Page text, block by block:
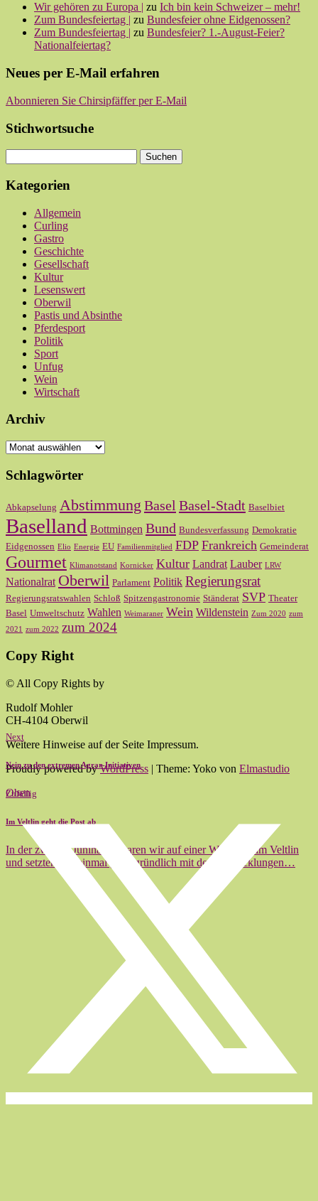
Wir gehören zu Europa | zu Ich bin kein Schweizer – mehr!
Zum Bundesfeiertag | zu Bundesfeier ohne Eidgenossen?
Zum Bundesfeiertag | zu Bundesfeier? 1.-August-Feier?
Nationalfeiertag?
Neues per E-Mail erfahren
Abonnieren Sie Chirsipfäffer per E-Mail
Stichwortsuche
Kategorien
Allgemein
Curling
Gastro
Geschichte
Gesellschaft
Kultur
Lesenswert
Oberwil
Pastis und Absinthe
Pferdesport
Politik
Sport
Unfug
Wein
Wirtschaft
Archiv
Archiv
Schlagwörter
Abkapselung Abstimmung Basel Basel-Stadt Baselbiet
Baselland Bottmingen Bund Bundesverfassung Demokratie
Eidgenossen Elio Energie EU Familienmitglied FDP Frankreich Gemeinderat
Gourmet Klimanotstand Kornicker Kultur Landrat Lauber LRW
Nationalrat Oberwil Parlament Politik Regierungsrat
Regierungsratswahlen Schloß Spitzengastronomie Ständerat SVP Theater
Basel Umweltschutz Wahlen Weimaraner Wein Wildenstein Zum 2020 zum
2021
zum 2022 zum 2024
Copy Right
© All Copy Rights by
Rudolf Mohler
CH-4104 Oberwil
Weitere Hinweise auf der Seite Impressum.
Proudly powered byWordPress | Theme: Yoko von Elmastudio
Oben
Next
Nein zu den extremen Agrar-Initiativen
Zufällig
Im Veltlin geht die Post ab
In der zweiten Junihälfte waren wir auf einer Weinreise im Veltlin
und setzten uns einmal ganz gründlich mit den Entwicklungen…